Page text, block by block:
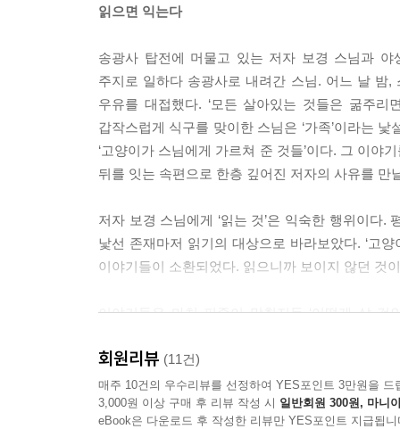
하지 말라’고 하는 말이 있다. 여럿이 함께 살아
--- p.51
세상에서 가장 어려운 일은 아무것도 하지 않는
하지 않음은 인간이 쉽게 따라할 수 있는 게 아니
만의 내공이다.
--- p.65
냥이와 내가 서로를 방해하지 않고 같이 잘 지낼
냥이가 오도록 기다리는 것이다. 나는 아직 고양
고 기다리면 냥이의 마음을 알아내기가 보다 수월
수 없으니 우리는 한 지붕 밑에 살지만 엄밀하게
적어도 하루 한 번이라도 냥이가 꺼끌꺼끌한 물기
천천히! 하면서.
읽으면 익는다
송광사 탑전에 머물고 있는 저자 보경 스님과
주지로 일하다 송광사로 내려간 스님. 어느 날 밤
우유를 대접했다. ‘모든 살아있는 것들은 굶주
갑작스럽게 식구를 맞이한 스님은 ‘가족’이라는
‘고양이가 스님에게 가르쳐 준 것들’이다. 그 이
뒤를 잇는 속편으로 한층 깊어진 저자의 사유를 만
저자 보경 스님에게 ‘읽는 것’은 익숙한 행위이다
낯선 존재마저 읽기의 대상으로 바라보았다. ‘고
이야기들이 소환되었다. 읽으니까 보이지 않던 것
이야기들은 마치 퍼즐이 맞춰지듯 ‘어떻게 살
패턴에 맞추다 보니 오히려 생활은 단출하고
다가오는 고양이를 통해 인간 관계에 대한 조바
지혜들. 가히 ‘고양이 경전’이라 할 만한 책이다.
회원리뷰 (11건)
매주 10건의 우수리뷰를 선정하여 YES포인트 3만원을 드
3,000원 이상 구매 후 리뷰 작성 시 일반회원 300원, 마니
eBook은 다운로드 후 작성한 리뷰만 YES포인트 지급됩니